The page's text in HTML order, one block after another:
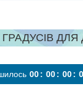
ГРАДУСІВ
00 00 00 0